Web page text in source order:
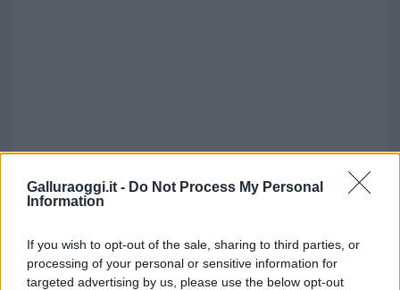
Galluraoggi.it - Do Not Process My Personal
Information
If you wish to opt-out of the sale, sharing to third parties, or
processing of your personal or sensitive information for
targeted advertising by us, please use the below opt-out
Inviaci le tue segnalazioni,
i tuoi video e le tue foto